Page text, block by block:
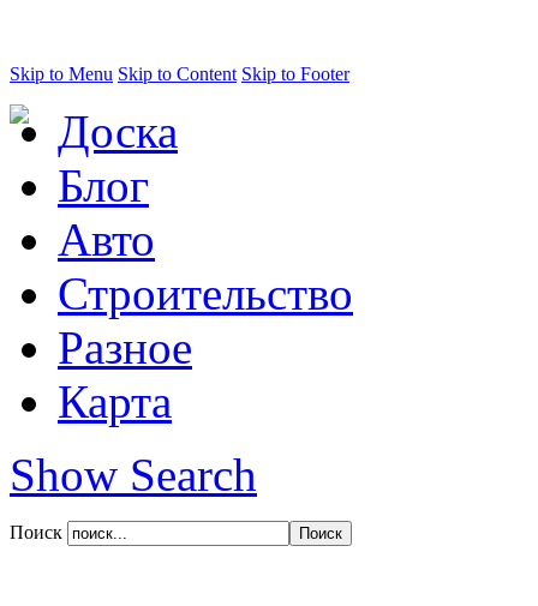
Skip to Menu Skip to Content Skip to Footer
Доска
Блог
Авто
Строительство
Разное
Карта
Show Search
Поиск